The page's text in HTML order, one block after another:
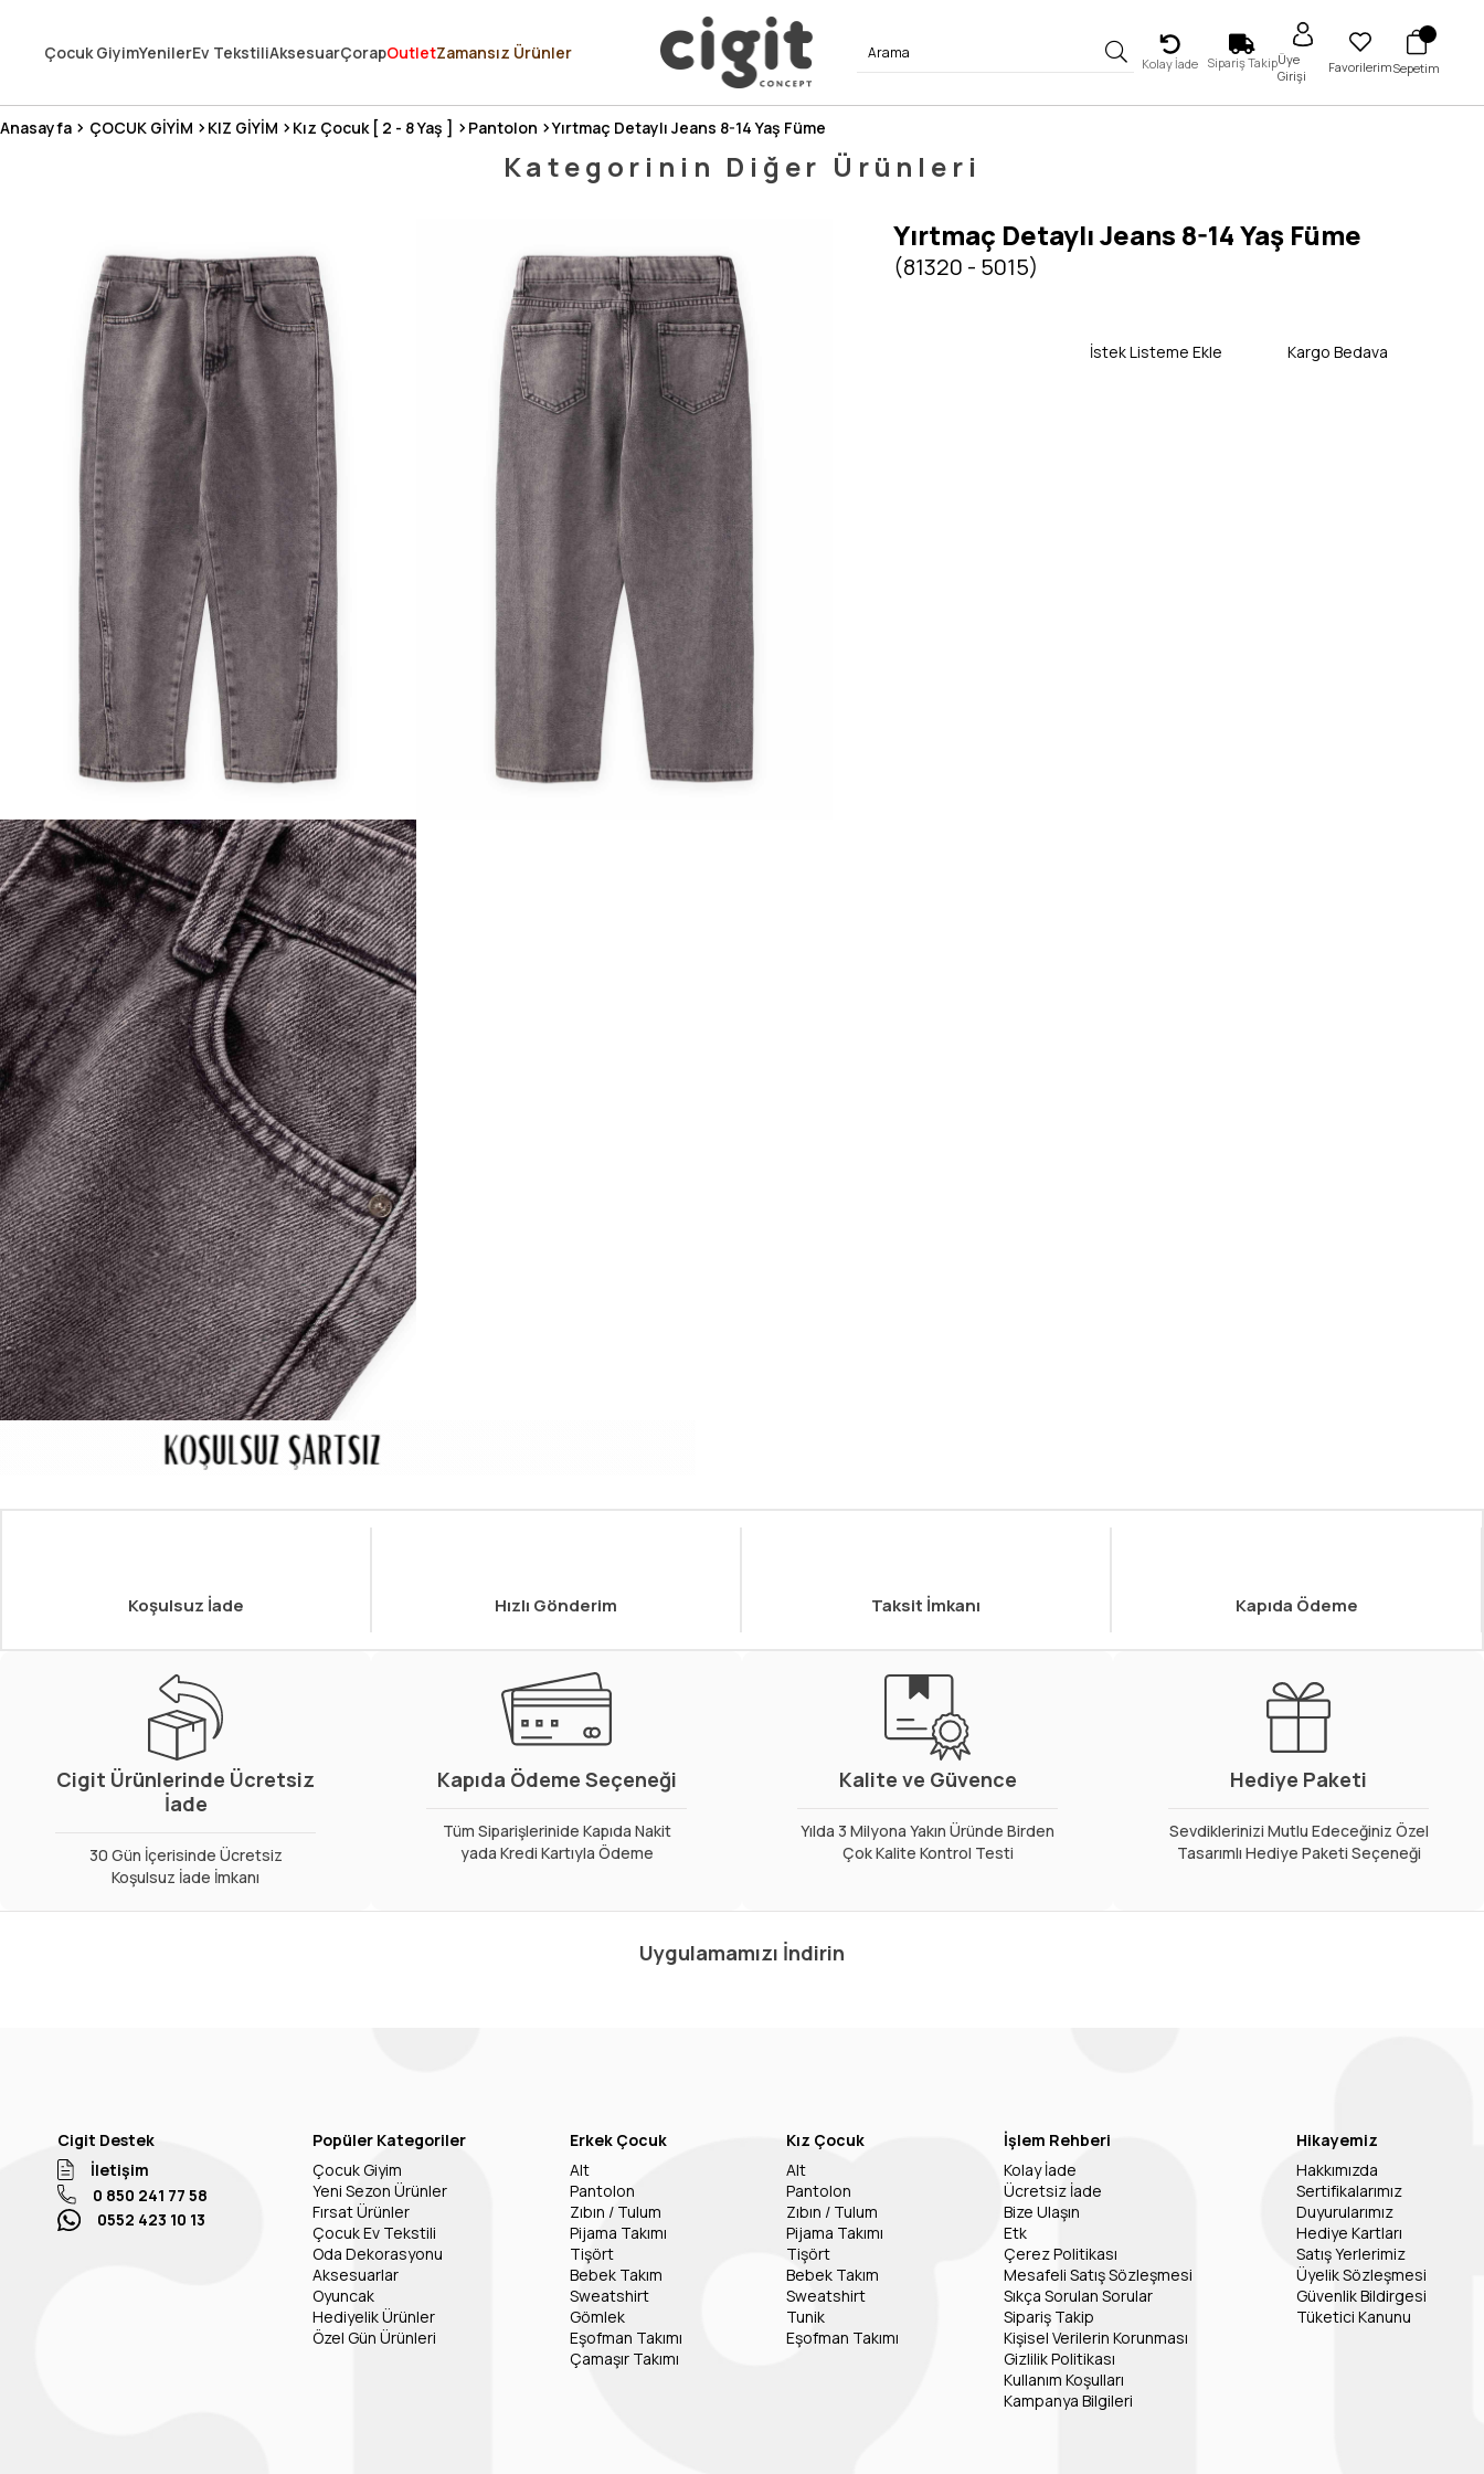
3 MİLYONDAN FAZLA MUTLU MÜŞTERİ ❤️ 10 MİLYON ÜRÜN
Çocuk GiyimYenilerEv TekstiliAksesuarÇorapOutletZamansız Ürünler
Kolay İade Sipariş TakipÜye
Girişi
FavorilerimSepetim
Anasayfa ÇOCUK GİYİM KIZ GİYİM Kız Çocuk [ 2 - 8 Yaş ] Pantolon Yırtmaç Detaylı Jeans 8-14 Yaş Füme
Kategorinin Diğer Ürünleri
Yırtmaç Detaylı Jeans 8-14 Yaş Füme
(81320 - 5015)
İstek Listeme Ekle Kargo Bedava
Koşulsuz İade Hızlı Gönderim Taksit İmkanı Kapıda Ödeme
Cigit Ürünlerinde Ücretsiz
İade
30 Gün İçerisinde Ücretsiz
Koşulsuz İade İmkanı
Kapıda Ödeme Seçeneği
Tüm Siparişlerinide Kapıda Nakit
yada Kredi Kartıyla Ödeme
Kalite ve Güvence
Yılda 3 Milyona Yakın Üründe Birden
Çok Kalite Kontrol Testi
Hediye Paketi
Sevdiklerinizi Mutlu Edeceğiniz Özel
Tasarımlı Hediye Paketi Seçeneği
Uygulamamızı İndirin
Cigit Destek
İletişim
0 850 241 77 58
0552 423 10 13
Popüler Kategoriler
Çocuk Giyim
Yeni Sezon Ürünler
Fırsat Ürünler
Çocuk Ev Tekstili
Oda Dekorasyonu
Aksesuarlar
Oyuncak
Hediyelik Ürünler
Özel Gün Ürünleri
Erkek Çocuk
Alt
Pantolon
Zıbın / Tulum
Pijama Takımı
Tişört
Bebek Takım
Sweatshirt
Gömlek
Eşofman Takımı
Çamaşır Takımı
Kız Çocuk
Alt
Pantolon
Zıbın / Tulum
Pijama Takımı
Tişört
Bebek Takım
Sweatshirt
Tunik
Eşofman Takımı
İşlem Rehberi
Kolay İade
Ücretsiz İade
Bize Ulaşın
Etk
Çerez Politikası
Mesafeli Satış Sözleşmesi
Sıkça Sorulan Sorular
Sipariş Takip
Kişisel Verilerin Korunması
Gizlilik Politikası
Kullanım Koşulları
Kampanya Bilgileri
Hikayemiz
Hakkımızda
Sertifikalarımız
Duyurularımız
Hediye Kartları
Satış Yerlerimiz
Üyelik Sözleşmesi
Güvenlik Bildirgesi
Tüketici Kanunu